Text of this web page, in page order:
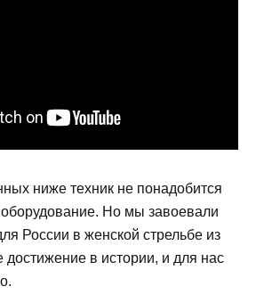
ниже техник не понадобится
Но мы завоевали
России в женской стрельбе из
достижение в истории, и для нас